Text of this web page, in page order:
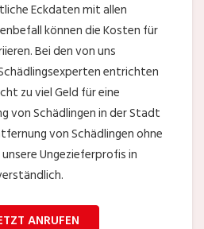
Eckdaten mit allen
können die Kosten für
Bei den von uns
entrichten
zu viel Geld für eine
von Schädlingen in der Stadt
von Schädlingen ohne
Ungezieferprofis in
ANRUFEN